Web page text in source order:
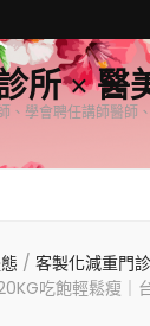
所 × 醫
、學會聘任講師醫師
/ 客製化減重門診
吃飽輕鬆瘦｜